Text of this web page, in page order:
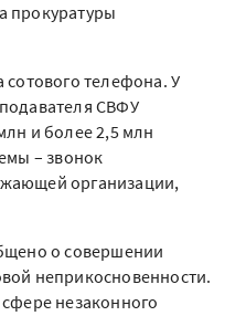
прокуратуры
сотового телефона. У
СВФУ
и более 2,5 млн
– звонок
организации,
о совершении
неприкосновенности.
незаконного